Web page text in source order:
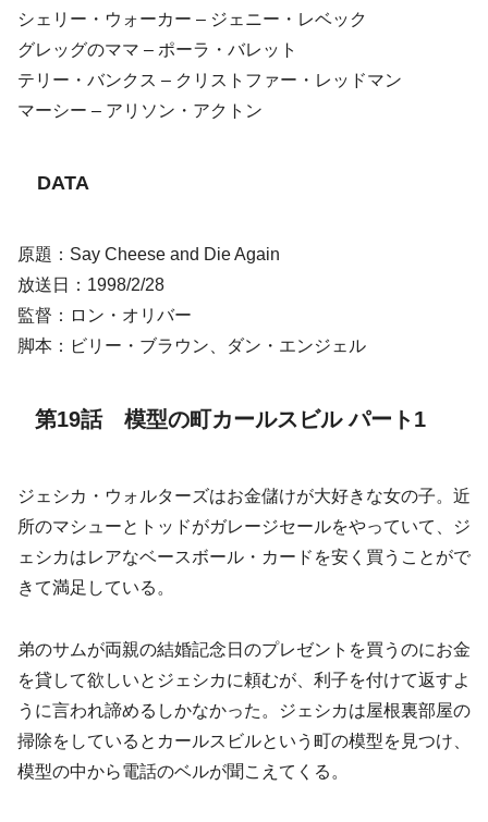
シェリー・ウォーカー – ジェニー・レベック
グレッグのママ – ポーラ・バレット
テリー・バンクス – クリストファー・レッドマン
マーシー – アリソン・アクトン
DATA
原題：Say Cheese and Die Again
放送日：1998/2/28
監督：ロン・オリバー
脚本：ビリー・ブラウン、ダン・エンジェル
第19話 模型の町カールスビル パート1
ジェシカ・ウォルターズはお金儲けが大好きな女の子。近
所のマシューとトッドがガレージセールをやっていて、ジ
ェシカはレアなベースボール・カードを安く買うことがで
きて満足している。
弟のサムが両親の結婚記念日のプレゼントを買うのにお金
を貸して欲しいとジェシカに頼むが、利子を付けて返すよ
うに言われ諦めるしかなかった。ジェシカは屋根裏部屋の
掃除をしているとカールスビルという町の模型を見つけ、
模型の中から電話のベルが聞こえてくる。